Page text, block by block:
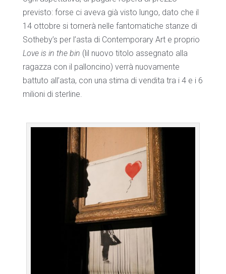
previsto: forse ci aveva già visto lungo, dato che il
14 ottobre si tornerà nelle fantomatiche stanze di
Sotheby’s per l’asta di Contemporary Art e proprio
Love is in the bin (lil nuovo titolo assegnato alla
ragazza con il palloncino) verrà nuovamente
battuto all’asta, con una stima di vendita tra i 4 e i 6
milioni di sterline.